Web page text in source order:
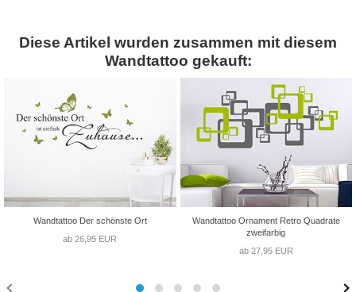
Diese Artikel wurden zusammen mit diesem
Wandtattoo gekauft:
Wandtattoo Der schönste Ort
ab 26,95 EUR
Wandtattoo Ornament Retro Quadrate
zweifarbig
ab 27,95 EUR